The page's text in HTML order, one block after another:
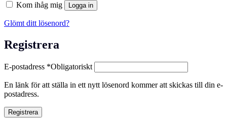
Kom ihåg mig Logga in
Glömt ditt lösenord?
Registrera
E-postadress *Obligatoriskt
En länk för att ställa in ett nytt lösenord kommer att skickas till din e-
postadress.
Registrera